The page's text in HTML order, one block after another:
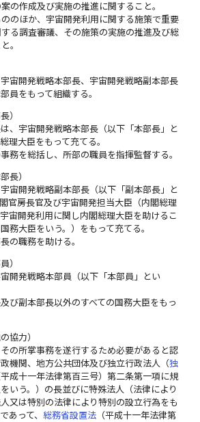
の作成及び実施の推進に関すること。
のほか、宇宙開発利用に関する施策で重要
る調査審議、その施策の実施の推進及び総
。
宙開発戦略本部長、宇宙開発戦略副本部長
員をもって組織する。
）
、宇宙開発戦略本部長（以下「本部長」と
理大臣をもって充てる。
務を総括し、所部の職員を指揮監督する。
長）
宙開発戦略副本部長（以下「副本部長」と
官房長官及び宇宙開発担当大臣（内閣総理
宙開発利用に関し内閣総理大臣を助けるこ
務大臣をいう。）をもって充てる。
の職務を助ける。
）
開発戦略本部員（以下「本部員」とい
び副本部長以外のすべての国務大臣をもっ
協力）
の所掌事務を遂行するため必要があると認
機関、地方公共団体及び独立行政法人（独
平成十一年法律第百三号）第二条第一項に規
いう。）の長並びに特殊法人（法律により
又は特別の法律により特別の設立行為をも
あって、 総務省設置法 （平成十一年法律第